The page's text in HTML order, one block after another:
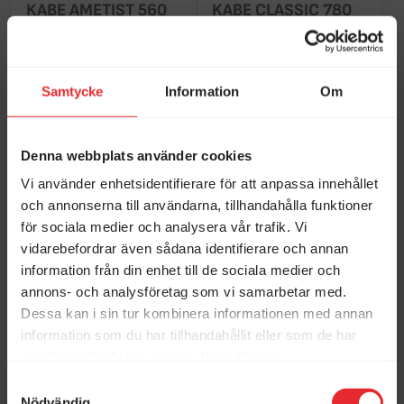
Samtycke Information Om
Denna webbplats använder cookies
Vi använder enhetsidentifierare för att anpassa innehållet
och annonserna till användarna, tillhandahålla funktioner
för sociala medier och analysera vår trafik. Vi
vidarebefordrar även sådana identifierare och annan
information från din enhet till de sociala medier och
annons- och analysföretag som vi samarbetar med.
Dessa kan i sin tur kombinera informationen med annan
information som du har tillhandahållit eller som de har
KABE AMETIST 560
637 933 kr
KABE CLASSIC 780
KABE ROYAL 560 XL
KS
Begagnad 2020
5 bäddar 2 000 kg
459 000 kr
Finns i Stenstorp
Hobby 560 CFE
EXCELLENT *Alde*
Begagnad 2013
5 bäddar 1 750 kg
229 000 kr
Finns i Stenstorp
Begagnat-veckor hos
Erikssons!
Vi köper din husbil!